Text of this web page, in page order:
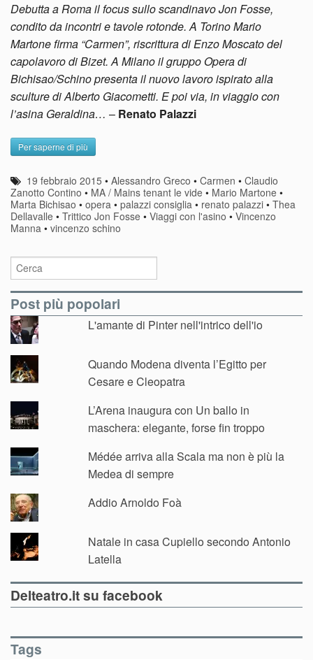
Debutta a Roma il focus sullo scandinavo Jon Fosse,
condito da incontri e tavole rotonde. A Torino Mario
Martone firma “Carmen”, riscrittura di Enzo Moscato del
capolavoro di Bizet. A Milano il gruppo Opera di
Bichisao/Schino presenta il nuovo lavoro ispirato alla
sculture di Alberto Giacometti. E poi via, in viaggio con
l’asina Geraldina… – Renato Palazzi
Per saperne di più
19 febbraio 2015 •Alessandro Greco •Carmen •Claudio
Zanotto Contino • MA / Mains tenant le vide • Mario Martone •
Marta Bichisao • opera • palazzi consiglia • renato palazzi • Thea
Dellavalle • Trittico Jon Fosse • Viaggi con l'asino • Vincenzo
Manna • vincenzo schino
Post più popolari
L'amante di Pinter nell'intrico dell'io
Quando Modena diventa l’Egitto per
Cesare e Cleopatra
L’Arena inaugura con Un ballo in
maschera: elegante, forse fin troppo
Médée arriva alla Scala ma non è più la
Medea di sempre
Addio Arnoldo Foà
Natale in casa Cupiello secondo Antonio
Latella
Delteatro.it su facebook
Tags